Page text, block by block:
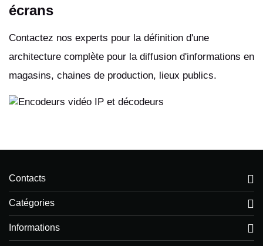
écrans
Contactez nos experts pour la définition d'une
architecture complète pour la diffusion d'informations en
magasins, chaines de production, lieux publics.
Contacts
Catégories
Informations